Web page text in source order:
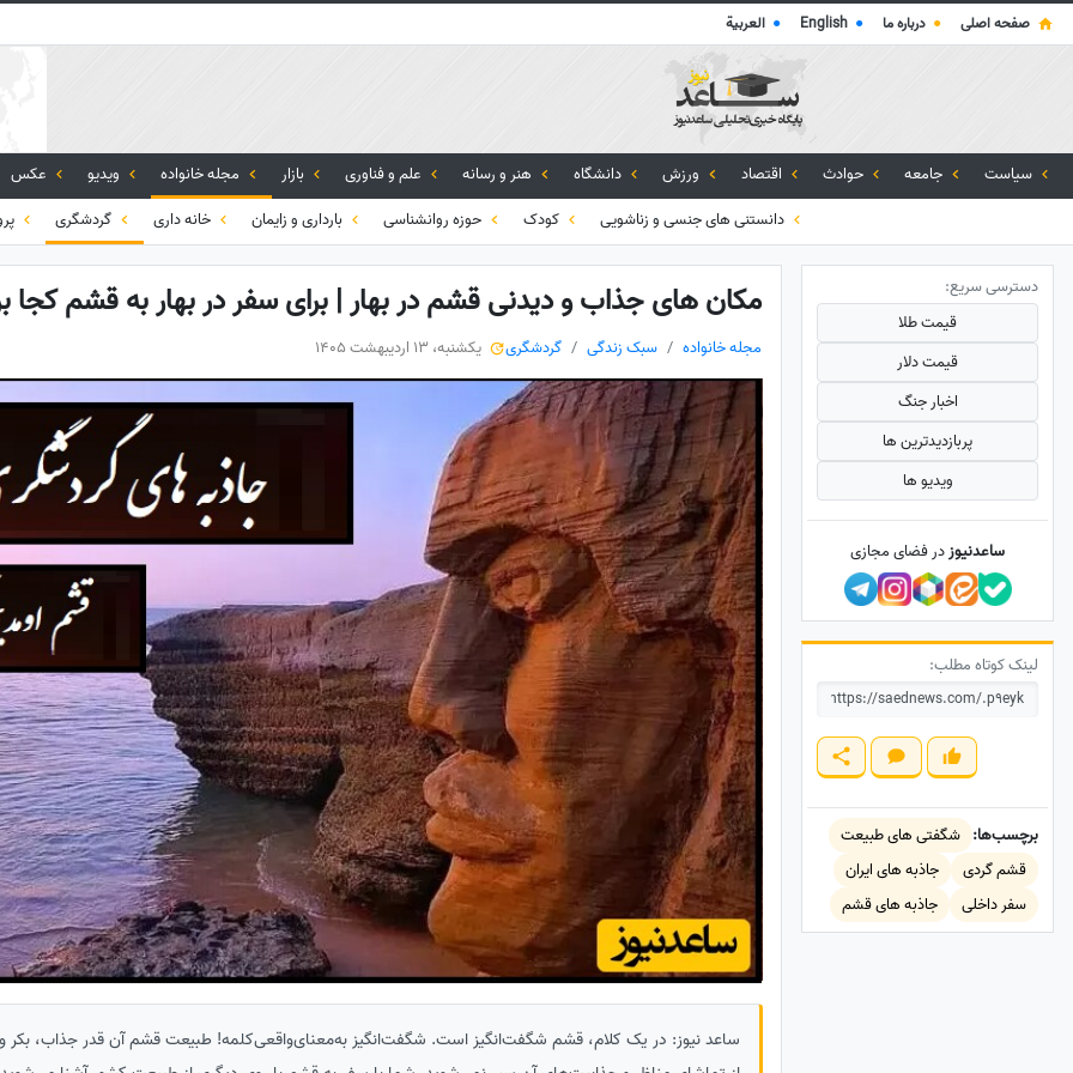
صفحه اصلی ● درباره ما ●
English
● العربية
سیاست جامعه حوادث اقتصاد ورزش دانشگاه هنر و رسانه علم و فناوری بازار مجله خانواده ویدیو عکس
دانستنی های جنسی و زناشویی
کودک حوزه روانشناسی بارداری و زایمان خانه داری گردشگری
مکان های جذاب و دیدنی قشم در بهار | برای سفر در بهار به قشم کجا
مجله خانواده سبک زندگی گردشگری یکشنبه، 13 اردیبهشت 1405
دسترسی سریع:
قیمت طلا
قیمت دلار
اخبار جنگ
پربازدید‌ترین ها
ویدیو ها
ساعدنیوزدر فضای مجازی
لینک کوتاه مطلب:
برچسب‌ها: شگفتی های طبیعت
قشم گردی
جاذبه های ایران
سفر داخلی
جاذبه های قشم